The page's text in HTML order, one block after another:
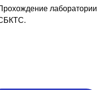
лаборатории